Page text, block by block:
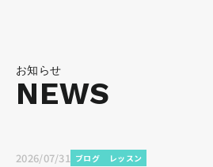
お知らせ
NEWS
2026/07/31 ブログ レッスン